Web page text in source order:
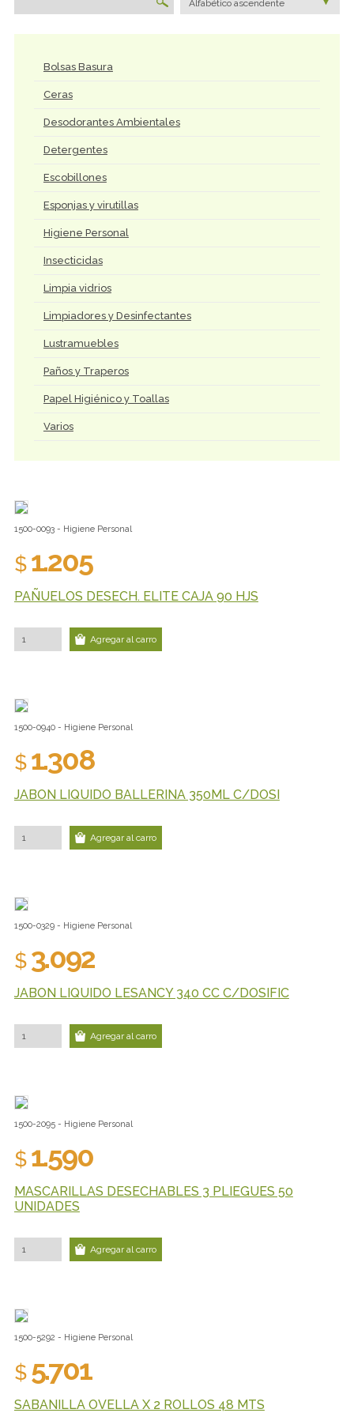
Alfabético ascendente
Bolsas Basura
Ceras
Desodorantes Ambientales
Detergentes
Escobillones
Esponjas y virutillas
Higiene Personal
Insecticidas
Limpia vidrios
Limpiadores y Desinfectantes
Lustramuebles
Paños y Traperos
Papel Higiénico y Toallas
Varios
1500-0093 - Higiene Personal
$1.205
PAÑUELOS DESECH. ELITE CAJA 90 HJS
Agregar al carro
1500-0940 - Higiene Personal
$1.308
JABON LIQUIDO BALLERINA 350ML C/DOSI
Agregar al carro
1500-0329 - Higiene Personal
$3.092
JABON LIQUIDO LESANCY 340 CC C/DOSIFIC
Agregar al carro
1500-2095 - Higiene Personal
$1.590
MASCARILLAS DESECHABLES 3 PLIEGUES 50
UNIDADES
Agregar al carro
1500-5292 - Higiene Personal
$5.701
SABANILLA OVELLA X 2 ROLLOS 48 MTS